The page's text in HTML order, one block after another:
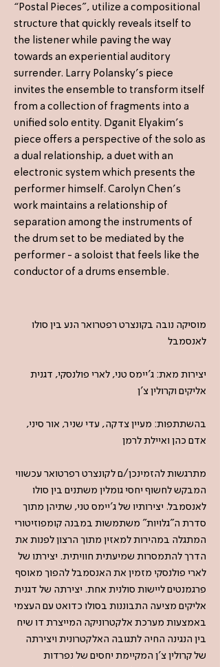
“Postal Pieces", utilize a compositional
structure that quickly reveals itself to
the listener while paving the way
towards an experiential auditory
surrender. Larry Polansky's piece
invites the ensemble to transform itself
from a collection of fragments into a
unified solo entity. Dganit Elyakim's
piece offers a perspective of the solo as
a dual relationship, a duet with an
electronic system which presents the
performer himself. Carolyn Chen's
work maintains a relationship of
separation among the instruments of
the drum set to be mediated by the
performer - a soloist that feels like the
conductor of a drums ensemble.
מוסיקה נובה בקונצרט רפטרואר הנע בין סולו
לאנסמבל
יצירות מאת: ג'יימס טני, לארי פולנסקי, דגנית
אליקים וקרולין צ'ן
בהשתתפות: מעיין צדקה, עדי שניר, אור סיני,
אדם כהן ואיילת לרמן
מתרגשות להזמינכן/ם לקונצרט רפרטואר עכשווי
המבקש לחשוף יחסי גומלין משתנים בין סולו
לאנסמבל. יצירותיו של ג'יימס טני, שתיהן מתוך
סדרת ה"גלויות" משתמשות במבנה קומפוזיטורי
המתגלה במהירות למאזין מתוך הרצון לפנות את
הדרך להתמסרות שמיעתית חוויתית. יצירתו של
לארי פולנסקי מזמין את האנסמבל להפוך מאוסף
פרגמנטים ליישות סולנית אחת. יצירתה של דגנית
אליקים מציעה התבוננות בסולו כדואט עם העצמי
באמצעות מערכת אלקטרוניקה המייצרת דו שיח
בין הנגינה החיה לתגובה האלקטרונית ויצירתה
של קרולין צ'ן המקיימת יחסים של נפרדות